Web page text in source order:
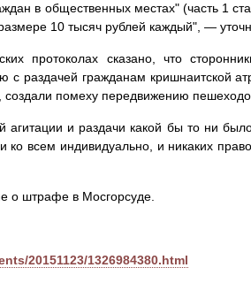
в общественных местах" (часть 1
10 тысяч рублей каждый", —
протоколах сказано, что
с раздачей гражданам кришнаитской
создали помеху передвижению
и раздачи какой бы то ни
ко всем индивидуально, и никаких
о штрафе в Мосгорсуде.
20151123/1326984380.html